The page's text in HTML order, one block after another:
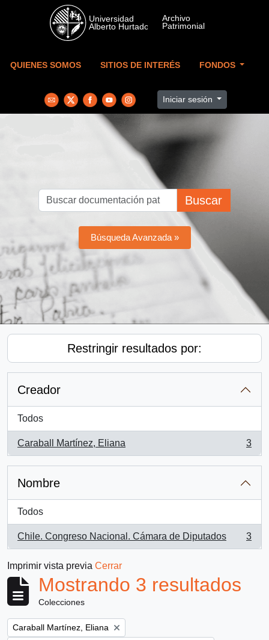
Skip to main content
QUIENES SOMOS SITIOS DE INTERÉS FONDOS
Iniciar sesión
Buscar
Búsqueda Avanzada »
Restringir resultados por:
Creador
Todos
Caraball Martínez, Eliana
, 3 resultados
3
Nombre
Todos
Chile. Congreso Nacional. Cámara de Diputados
, 3 resultados
3
Imprimir vista previa Cerrar
Mostrando 3 resultados
Colecciones
Remove filter:
Caraball Martínez, Eliana